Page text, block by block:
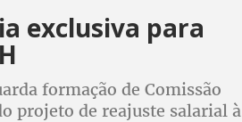
exclusiva para
formação de Comissão
projeto de reajuste salarial à